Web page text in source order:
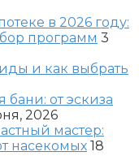
в 2026 году:
программ 3
и как выбрать
бани: от эскиза
2026
мастер:
насекомых 18